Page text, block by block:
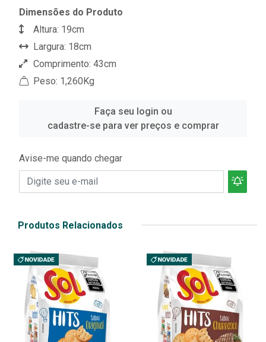
Dimensões do Produto
Altura: 19cm
Largura: 18cm
Comprimento: 43cm
Peso: 1,260Kg
Faça seu login ou
cadastre-se para ver preços e comprar
Avise-me quando chegar
Produtos Relacionados